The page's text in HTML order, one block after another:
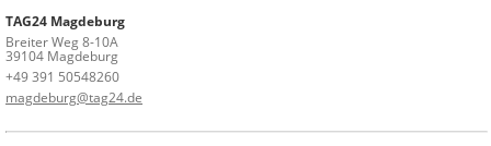
TAG24 Magdeburg
Breiter Weg 8-10A
39104 Magdeburg
+49 391 50548260
magdeburg@tag24.de